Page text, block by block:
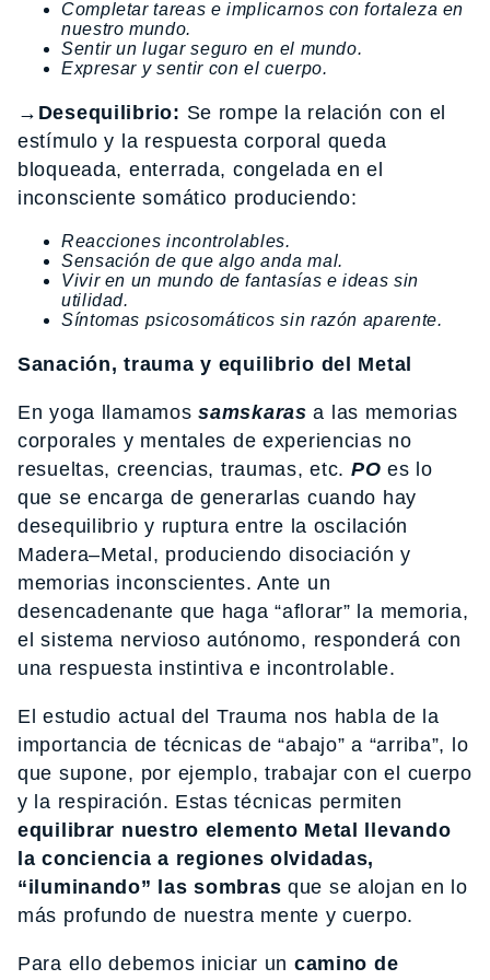
Completar tareas e implicarnos con fortaleza en
nuestro mundo.
Sentir un lugar seguro en el mundo.
Expresar y sentir con el cuerpo.
→Desequilibrio: Se rompe la relación con el
estímulo y la respuesta corporal queda
bloqueada, enterrada, congelada en el
inconsciente somático produciendo:
Reacciones incontrolables.
Sensación de que algo anda mal.
Vivir en un mundo de fantasías e ideas sin
utilidad.
Síntomas psicosomáticos sin razón aparente.
Sanación, trauma y equilibrio del Metal
En yoga llamamossamskaras a las memorias
corporales y mentales de experiencias no
resueltas, creencias, traumas, etc. PO es lo
que se encarga de generarlas cuando hay
desequilibrio y ruptura entre la oscilación
Madera–Metal, produciendo disociación y
memorias inconscientes. Ante un
desencadenante que haga “aflorar” la memoria,
el sistema nervioso autónomo, responderá con
una respuesta instintiva e incontrolable.
El estudio actual del Trauma nos habla de la
importancia de técnicas de “abajo” a “arriba”, lo
que supone, por ejemplo, trabajar con el cuerpo
y la respiración. Estas técnicas permiten
equilibrar nuestro elemento Metal llevando
la conciencia a regiones olvidadas,
“iluminando” las sombras que se alojan en lo
más profundo de nuestra mente y cuerpo.
Para ello debemos iniciar un camino de